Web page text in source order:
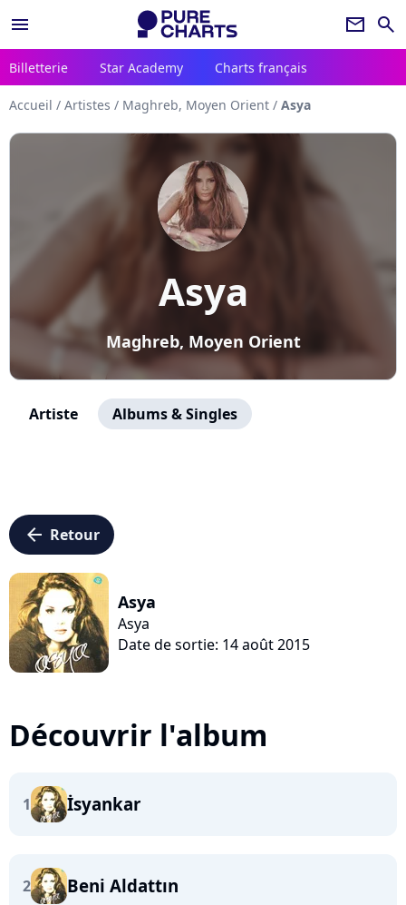
menu newsletter search
Billetterie Star Academy Charts français
Accueil / Artistes / Maghreb, Moyen Orient / Asya
Asya
Maghreb, Moyen Orient
Artiste Albums & Singles
arrow_left Retour
Asya
Asya
Date de sortie: 14 août 2015
Découvrir l'album
1 İsyankar
2 Beni Aldattın